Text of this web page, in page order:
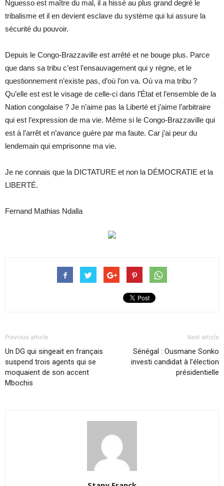
Nguesso est maître du mal, il a hissé au plus grand degré le
tribalisme et il en devient esclave du système qui lui assure la
sécurité du pouvoir.
Depuis le Congo-Brazzaville est arrêté et ne bouge plus. Parce
que dans sa tribu c’est l’ensauvagement qui y règne, et le
questionnement n’existe pas, d’où l’on va. Où va ma tribu ?
Qu’elle est est le visage de celle-ci dans l’État et l’ensemble de la
Nation congolaise ? Je n’aime pas la Liberté et j’aime l’arbitraire
qui est l’expression de ma vie. Même si le Congo-Brazzaville qui
est à l’arrêt et n’avance guère par ma faute. Car j’ai peur du
lendemain qui emprisonne ma vie.
Je ne connais que la DICTATURE et non la DÉMOCRATIE et la
LIBERTÉ.
Fernand Mathias Ndalla
Previous article
Un DG qui singeait en français
suspend trois agents qui se
moquaient de son accent
Mbochis
Next article
Sénégal : Ousmane Sonko
investi candidat à l’élection
présidentielle